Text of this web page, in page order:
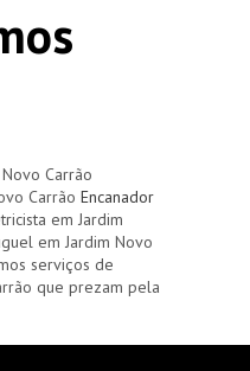
Carrão
Carrão Encanador
em Jardim
em Jardim Novo
serviços de
que prezam pela